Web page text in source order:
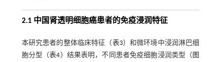
2.1 中国肾透明细胞癌患者的免疫浸润特征
本研究患者的整体临床特征（表3）和微环境中浸润淋巴细
胞分型（表4）结果表明，不同患者免疫细胞浸润类型（ 图